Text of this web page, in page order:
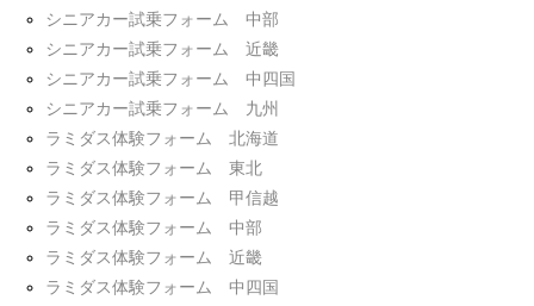
シニアカー試乗フォーム 中部
シニアカー試乗フォーム 近畿
シニアカー試乗フォーム 中四国
シニアカー試乗フォーム 九州
ラミダス体験フォーム 北海道
ラミダス体験フォーム 東北
ラミダス体験フォーム 甲信越
ラミダス体験フォーム 中部
ラミダス体験フォーム 近畿
ラミダス体験フォーム 中四国